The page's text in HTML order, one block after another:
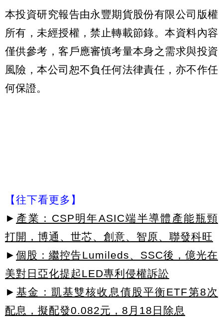
本投資研究報告由永豐期貨股份有限公司版權
所有，未經授權，禁止轉載節錄。本資料內容
僅供參考，客戶應審慎考量本身之需求與投資
風險，本公司恕不負任何法律責任，亦不作任
何保證。
【往下看更多】
► 產業：CSP明年ASIC端半導體產能瓶頸
打開，博通、世芯、創意、智原、聯發科旺
► 個股：繼控告Lumileds、SSC後，億光在
美對日亞化提起LED專利侵權訴訟
► 基金：凱基雙核收息債股平衡ETF第8次
配息，擬配發0.082元，8月18日除息